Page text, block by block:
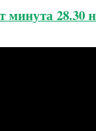
минута 28.30